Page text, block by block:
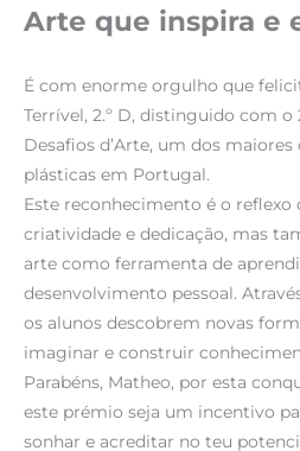
Arte que inspira e
É com enorme orgulho que
Terrível, 2.º D, distinguido com
Desafios d’Arte, um dos
plásticas em Portugal.
Este reconhecimento é o reflexo
criatividade e dedicação, mas
arte como ferramenta de
desenvolvimento pessoal.
os alunos descobrem novas
imaginar e construir
Parabéns, Matheo, por esta
este prémio seja um incentivo
sonhar e acreditar no teu